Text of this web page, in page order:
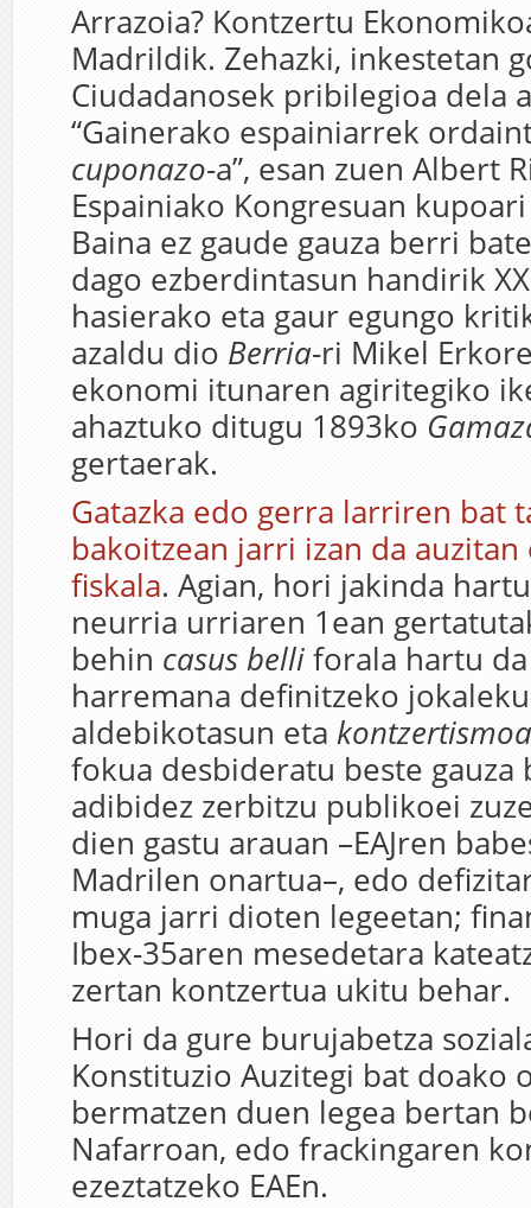
Arrazoia? Kontzertu
Madrildik. Zehazki, inkestetan
Ciudadanosek pribilegioa dela
“Gainerako espainiarrek
cuponazo-a”, esan zuen Albert
Espainiako Kongresuan
Baina ez gaude gauza berri
dago ezberdintasun handirik
hasierako eta gaur egungo
azaldu dio Berria-ri Mikel
ekonomi itunaren agiritegiko
ahaztuko ditugu 1893ko
gertaerak.
Gatazka edo gerra larriren bat
bakoitzean jarri izan da
fiskala. Agian, hori jakinda
neurria urriaren 1ean
behin casus belli forala hartu
harremana definitzeko
aldebikotasun eta
fokua desbideratu beste gauza
adibidez zerbitzu publikoei
dien gastu arauan –EAJren
Madrilen onartua–, edo
muga jarri dioten legeetan;
Ibex-35aren mesedetara
zertan kontzertua ukitu behar.
Hori da gure burujabetza
Konstituzio Auzitegi bat doako
bermatzen duen legea bertan
Nafarroan, edo frackingaren
ezeztatzeko EAEn.